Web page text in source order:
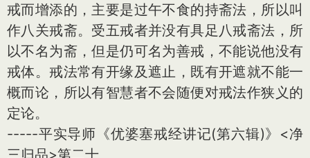
戒而增添的，主要是过午不食的持斋法，所以叫
作八关戒斋。受五戒者并没有具足八戒斋法，所
以不名为斋，但是仍可名为善戒，不能说他没有
戒体。戒法常有开缘及遮止，既有开遮就不能一
概而论，所以有智慧者不会随便对戒法作狭义的
定论。
-----平实导师《优婆塞戒经讲记(第六辑)》<净
三归品>第二十